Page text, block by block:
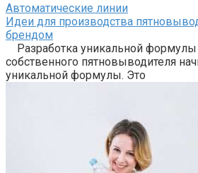
Автоматические линии
Идеи для производства
брендом
Разработка уникальной формулы
собственного пятновыводителя
уникальной формулы. Это